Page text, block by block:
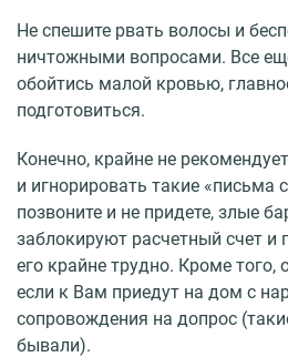
Не спешите рвать волосы и
ничтожными вопросами. Все
обойтись малой кровью,
подготовиться.
Конечно, крайне не
и игнорировать такие «письма
позвоните и не придете, злые
заблокируют расчетный счет и
его крайне трудно. Кроме того,
если к Вам приедут на дом с
сопровождения на допрос
бывали).